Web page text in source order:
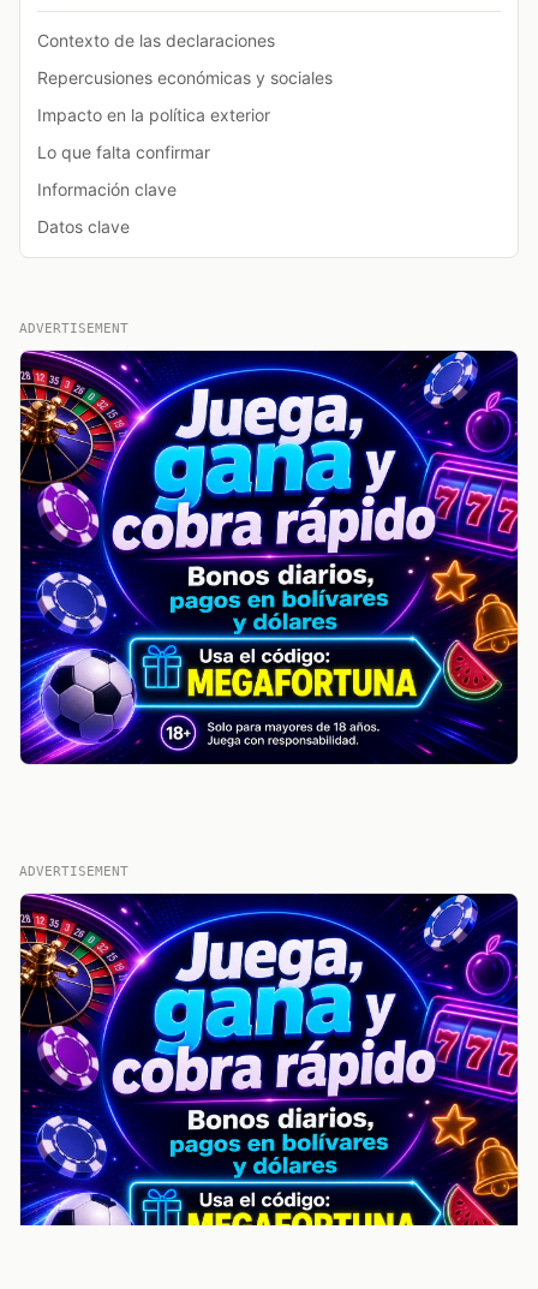
Contexto de las declaraciones
Repercusiones económicas y sociales
Impacto en la política exterior
Lo que falta confirmar
Información clave
Datos clave
ADVERTISEMENT
ADVERTISEMENT